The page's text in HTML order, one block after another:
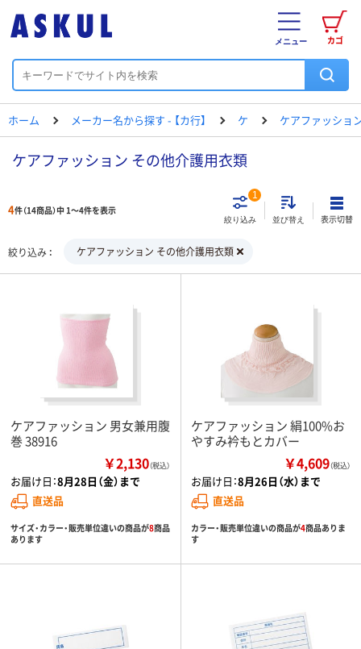
カゴ
メニュー
ホーム メーカー名から探す - 【カ行】 ケ ケアファッショ
ケアファッション その他介護用衣類
4件（14商品）中 1～4件を表示
絞り込み
1
並び替え 表示切替
絞り込み ケアファッション その他介護用衣類
ケアファッション 男女兼用腹
巻 38916
￥2,130（税込）
お届け日：8月28日（金）まで
直送品
サイズ・カラー・販売単位違いの商品が8商品
あります
ケアファッション 絹100%お
やすみ衿もとカバー
￥4,609（税込）
お届け日：8月26日（水）まで
直送品
カラー・販売単位違いの商品が4商品ありま
す